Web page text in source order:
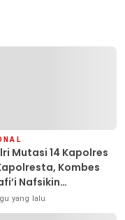
Mutasi 14 Kapolres
Kombes
Nafsikin
Amanah
Polresta Kendari
yang lalu